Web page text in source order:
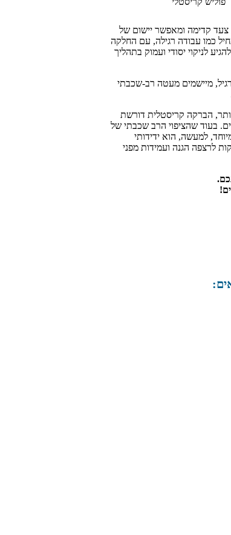
קדימה ומאפשר יישום של
כמו עבודה רגילה, עם החלקה
לניקוי יסודי ועמוק בתהליך
מיישמים מעטה רב-שכבתי
הברקה קריסטלית דורשת
בעוד שהציפוי הרב שכבתי של
למעשה, הוא ידידותי
לרצפה הגנה ועמידות מפני